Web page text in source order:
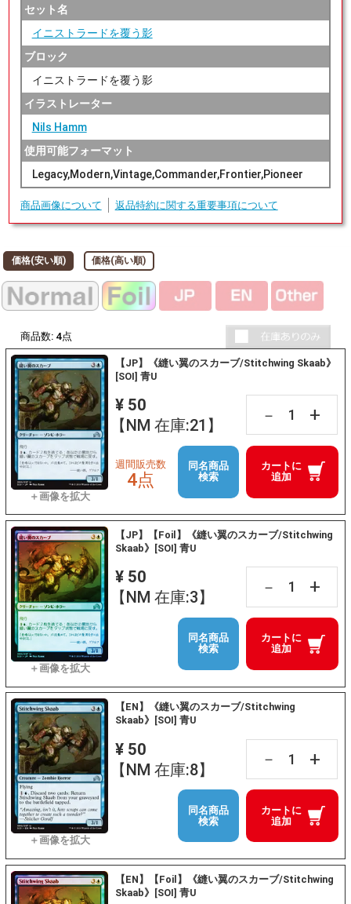
セット名
イニストラードを覆う影
ブロック
イニストラードを覆う影
イラストレーター
Nils Hamm
使用可能フォーマット
Legacy,Modern,Vintage,Commander,Frontier,Pioneer
商品画像について 返品特約に関する重要事項について
価格(安い順) 価格(高い順)
商品数: 4点
【JP】《縫い翼のスカーブ/Stitchwing Skaab》
[SOI] 青U
¥ 50
【NM 在庫:21】
－ +
カートに
追加
週間販売数
4点
同名商品
検索
【JP】【Foil】《縫い翼のスカーブ/Stitchwing
Skaab》[SOI] 青U
¥ 50
【NM 在庫:3】
－ +
カートに
追加
同名商品
検索
【EN】《縫い翼のスカーブ/Stitchwing
Skaab》[SOI] 青U
¥ 50
【NM 在庫:8】
－ +
カートに
追加
同名商品
検索
【EN】【Foil】《縫い翼のスカーブ/Stitchwing
Skaab》[SOI] 青U